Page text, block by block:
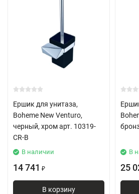
Ершик для унитаза,
Boheme New Venturo,
черный, хром арт. 10319-
CR-B
В наличии
14 741 ₽
В корзину
В
25